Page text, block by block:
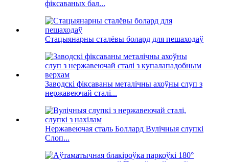
фіксаваных бал...
Стацыянарны сталёвы болард для пешаходаў
Заводскі фіксаваны металічны ахоўны слуп з
нержавеючай сталі...
Нержавеючая сталь Боллард Вулічныя слупкі
Слоп...